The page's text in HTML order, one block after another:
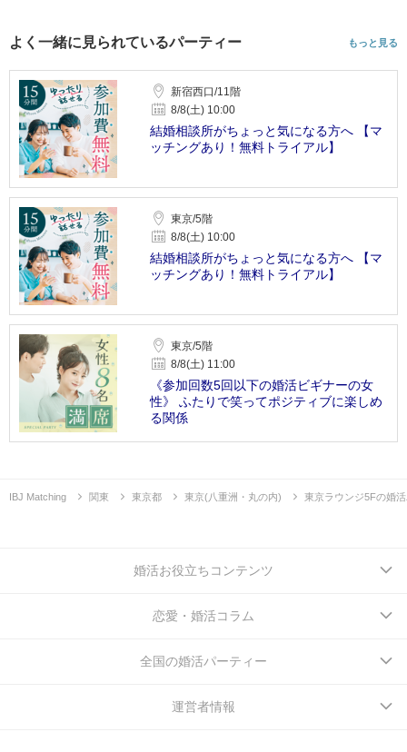
よく一緒に見られているパーティー もっと見る
新宿西口/11階
8/8(土) 10:00
結婚相談所がちょっと気になる方へ 【マ
ッチングあり！無料トライアル】
東京/5階
8/8(土) 10:00
結婚相談所がちょっと気になる方へ 【マ
ッチングあり！無料トライアル】
東京/5階
8/8(土) 11:00
《参加回数5回以下の婚活ビギナーの女
性》 ふたりで笑ってポジティブに楽しめ
る関係
IBJ Matching 関東 東京都 東京(八重洲・丸の内) 東京ラウンジ5Fの婚
婚活お役立ちコンテンツ
恋愛・婚活コラム
全国の婚活パーティー
運営者情報